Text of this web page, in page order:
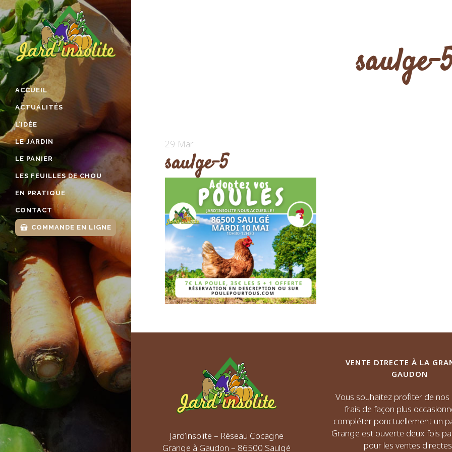
ACCUEIL
ACTUALITÉS
L’IDÉE
LE JARDIN
LE PANIER
LES FEUILLES DE CHOU
EN PRATIQUE
CONTACT
COMMANDE EN LIGNE
saulge-
29 Mar
saulge-5
Jard’insolite – Réseau Cocagne
Grange à Gaudon – 86500 Saulgé
VENTE DIRECTE À LA
GAUDON
Vous souhaitez profiter de
frais de façon plus
compléter ponctuellement un
Grange est ouverte deux fois
pour les ventes